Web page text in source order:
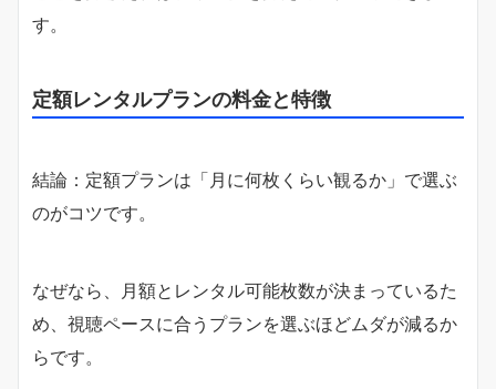
す。
定額レンタルプランの料金と特徴
結論：定額プランは「月に何枚くらい観るか」で選ぶ
のがコツです。
なぜなら、月額とレンタル可能枚数が決まっているた
め、視聴ペースに合うプランを選ぶほどムダが減るか
らです。